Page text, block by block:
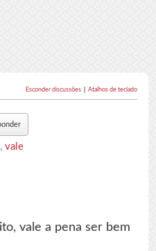
Esconder discussões Atalhos de teclado
,vale
vale a pena ser bem